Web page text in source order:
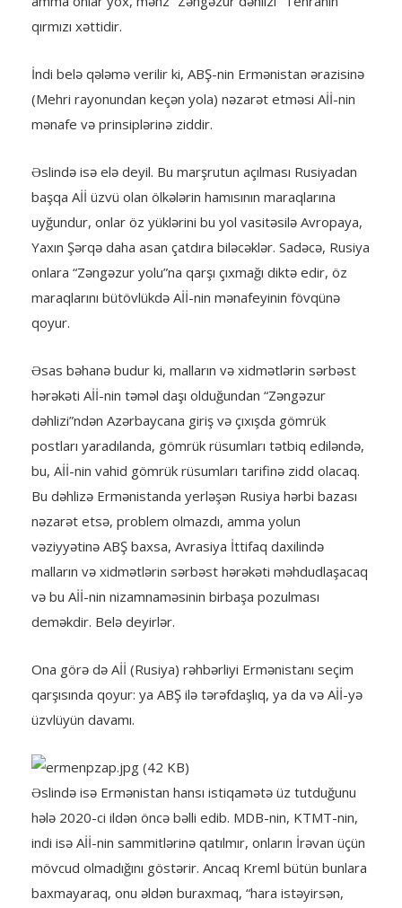
qırmızı xəttidir.
İndi belə qələmə verilir ki, ABŞ-nin Ermənistan ərazisinə
(Mehri rayonundan keçən yola) nəzarət etməsi Aİİ-nin
mənafe və prinsiplərinə ziddir.
Əslində isə elə deyil. Bu marşrutun açılması Rusiyadan
başqa Aİİ üzvü olan ölkələrin hamısının maraqlarına
uyğundur, onlar öz yüklərini bu yol vasitəsilə Avropaya,
Yaxın Şərqə daha asan çatdıra biləcəklər. Sadəcə, Rusiya
onlara “Zəngəzur yolu”na qarşı çıxmağı diktə edir, öz
maraqlarını bütövlükdə Aİİ-nin mənafeyinin fövqünə
qoyur.
Əsas bəhanə budur ki, malların və xidmətlərin sərbəst
hərəkəti Aİİ-nin təməl daşı olduğundan “Zəngəzur
dəhlizi”ndən Azərbaycana giriş və çıxışda gömrük
postları yaradılanda, gömrük rüsumları tətbiq ediləndə,
bu, Aİİ-nin vahid gömrük rüsumları tarifinə zidd olacaq.
Bu dəhlizə Ermənistanda yerləşən Rusiya hərbi bazası
nəzarət etsə, problem olmazdı, amma yolun
vəziyyətinə ABŞ baxsa, Avrasiya İttifaq daxilində
malların və xidmətlərin sərbəst hərəkəti məhdudlaşacaq
və bu Aİİ-nin nizamnaməsinin birbaşa pozulması
deməkdir. Belə deyirlər.
Ona görə də Aİİ (Rusiya) rəhbərliyi Ermənistanı seçim
qarşısında qoyur: ya ABŞ ilə tərəfdaşlıq, ya da və Aİİ-yə
üzvlüyün davamı.
Əslində isə Ermənistan hansı istiqamətə üz tutduğunu
hələ 2020-ci ildən öncə bəlli edib. MDB-nin, KTMT-nin,
indi isə Aİİ-nin sammitlərinə qatılmır, onların İrəvan üçün
mövcud olmadığını göstərir. Ancaq Kreml bütün bunlara
baxmayaraq, onu əldən buraxmaq, “hara istəyirsən,